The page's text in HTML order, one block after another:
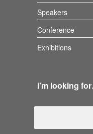
Speakers
Conference
Exhibitions
I’m looking